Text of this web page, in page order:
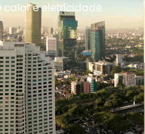
e eletricidade